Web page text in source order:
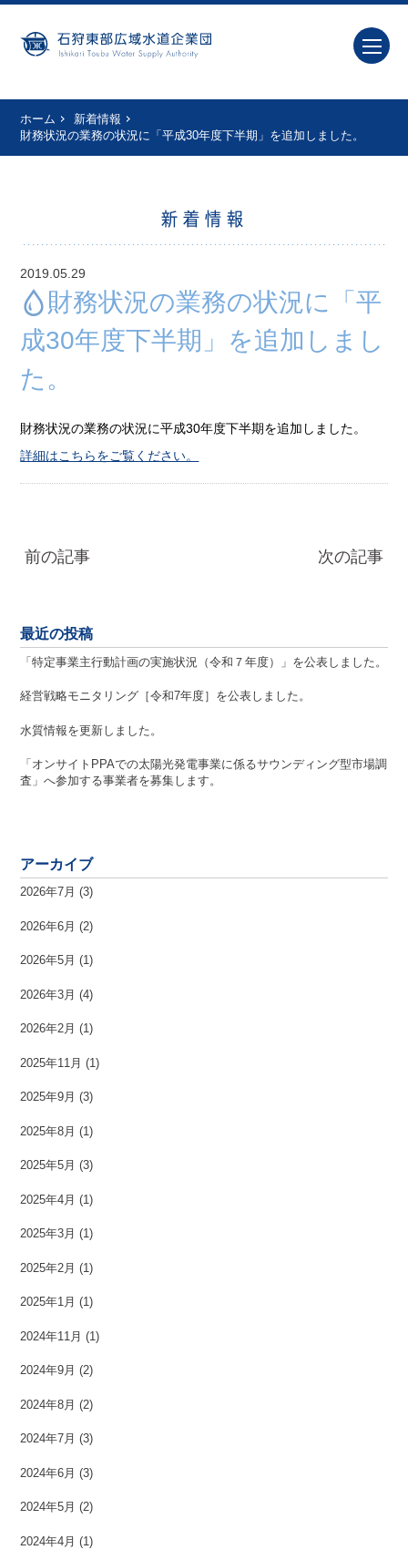
ホーム
新着情報
財務状況の業務の状況に「平成30年度下半期」を追加しました。
新着情報
2019.05.29
財務状況の業務の状況に「平
成30年度下半期」を追加しまし
た。
財務状況の業務の状況に平成30年度下半期を追加しました。
詳細はこちらをご覧ください。
前の記事 次の記事
最近の投稿
「特定事業主行動計画の実施状況（令和７年度）」を公表しました。
経営戦略モニタリング［令和7年度］を公表しました。
水質情報を更新しました。
「オンサイトPPAでの太陽光発電事業に係るサウンディング型市場調
査」へ参加する事業者を募集します。
アーカイブ
2026年7月 (3)
2026年6月 (2)
2026年5月 (1)
2026年3月 (4)
2026年2月 (1)
2025年11月 (1)
2025年9月 (3)
2025年8月 (1)
2025年5月 (3)
2025年4月 (1)
2025年3月 (1)
2025年2月 (1)
2025年1月 (1)
2024年11月 (1)
2024年9月 (2)
2024年8月 (2)
2024年7月 (3)
2024年6月 (3)
2024年5月 (2)
2024年4月 (1)